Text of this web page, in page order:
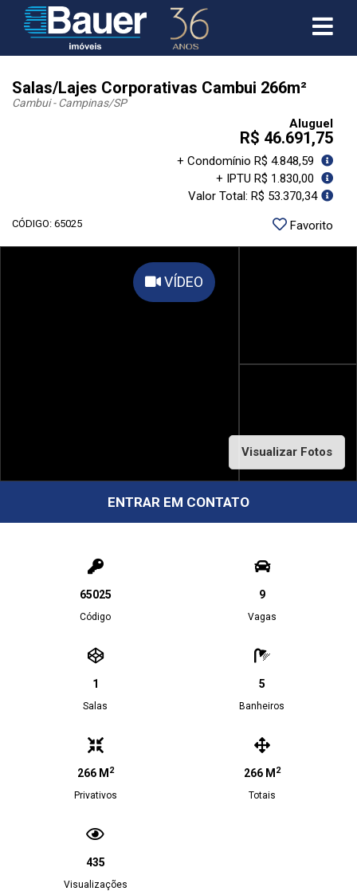
Salas/Lajes Corporativas Cambui 266m²
Cambui - Campinas/SP
Aluguel
R$ 46.691,75
+ Condomínio R$ 4.848,59
+ IPTU R$ 1.830,00
Valor Total: R$ 53.370,34
CÓDIGO: 65025 Favorito
Visualizar Fotos
VÍDEO
ENTRAR EM CONTATO
65025
Código
9
Vagas
1
Salas
5
Banheiros
266 M 2
Privativos
266 M 2
Totais
435
Visualizações